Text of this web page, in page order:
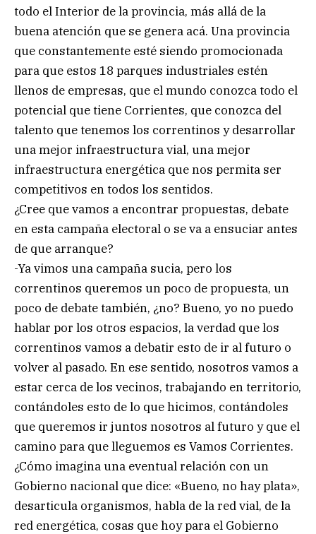
todo el Interior de la provincia, más allá de la
buena atención que se genera acá. Una provincia
que constantemente esté siendo promocionada
para que estos 18 parques industriales estén
llenos de empresas, que el mundo conozca todo el
potencial que tiene Corrientes, que conozca del
talento que tenemos los correntinos y desarrollar
una mejor infraestructura vial, una mejor
infraestructura energética que nos permita ser
competitivos en todos los sentidos.
¿Cree que vamos a encontrar propuestas, debate
en esta campaña electoral o se va a ensuciar antes
de que arranque?
-Ya vimos una campaña sucia, pero los
correntinos queremos un poco de propuesta, un
poco de debate también, ¿no? Bueno, yo no puedo
hablar por los otros espacios, la verdad que los
correntinos vamos a debatir esto de ir al futuro o
volver al pasado. En ese sentido, nosotros vamos a
estar cerca de los vecinos, trabajando en territorio,
contándoles esto de lo que hicimos, contándoles
que queremos ir juntos nosotros al futuro y que el
camino para que lleguemos es Vamos Corrientes.
¿Cómo imagina una eventual relación con un
Gobierno nacional que dice: «Bueno, no hay plata»,
desarticula organismos, habla de la red vial, de la
red energética, cosas que hoy para el Gobierno